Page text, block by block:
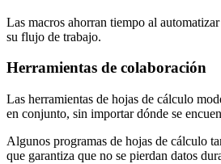
Las macros ahorran tiempo al
su flujo de trabajo.
Herramientas de colaboración
Las herramientas de hojas de cálculo
en conjunto, sin importar dónde se
Algunos programas de hojas de cálculo
que garantiza que no se pierdan datos